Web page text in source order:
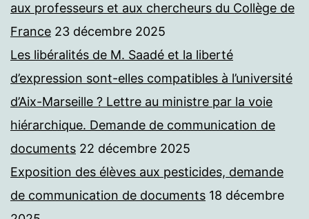
aux professeurs et aux chercheurs du Collège de
France 23 décembre 2025
Les libéralités de M. Saadé et la liberté
d’expression sont-elles compatibles à l’université
d’Aix-Marseille ? Lettre au ministre par la voie
hiérarchique. Demande de communication de
documents 22 décembre 2025
Exposition des élèves aux pesticides, demande
de communication de documents 18 décembre